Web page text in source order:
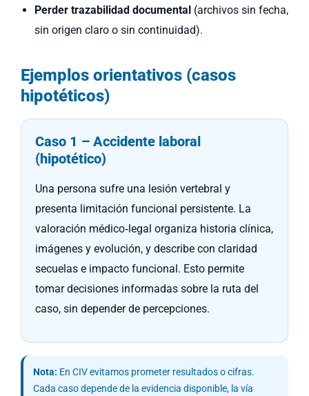
Perder trazabilidad documental (archivos sin fecha,
sin origen claro o sin continuidad).
Ejemplos orientativos (casos
hipotéticos)
Caso 1 – Accidente laboral
(hipotético)
Una persona sufre una lesión vertebral y
presenta limitación funcional persistente. La
valoración médico‑legal organiza historia clínica,
imágenes y evolución, y describe con claridad
secuelas e impacto funcional. Esto permite
tomar decisiones informadas sobre la ruta del
caso, sin depender de percepciones.
Nota: En CIV evitamos prometer resultados o cifras.
Cada caso depende de la evidencia disponible, la vía